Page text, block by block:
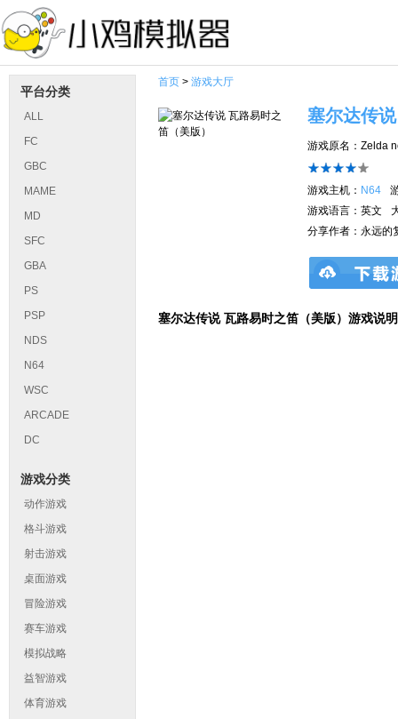
平台分类
ALL
FC
GBC
MAME
MD
SFC
GBA
PS
PSP
NDS
N64
WSC
ARCADE
DC
游戏分类
动作游戏
格斗游戏
射击游戏
桌面游戏
冒险游戏
赛车游戏
模拟战略
益智游戏
体育游戏
首页 > 游戏大厅
塞尔达传
游戏原名：Zelda
游戏主机： N64
游戏语言：英文
分享作者：永远的
塞尔达传说 瓦路易时之笛（美版）游戏说明